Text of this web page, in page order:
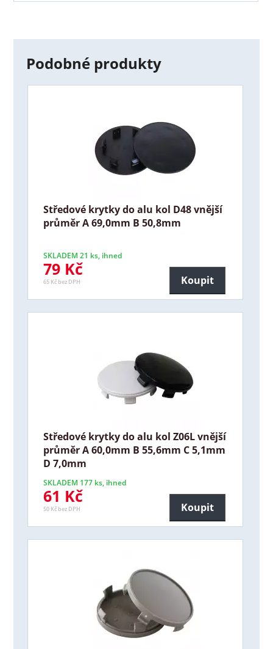
Podobné produkty
Středové krytky do alu kol D48 vnější
průměr A 69,0mm B 50,8mm
SKLADEM 21 ks, ihned
79 Kč
65 Kč bez DPH Koupit
Středové krytky do alu kol Z06L vnější
průměr A 60,0mm B 55,6mm C 5,1mm
D 7,0mm
SKLADEM 177 ks, ihned
61 Kč
50 Kč bez DPH Koupit